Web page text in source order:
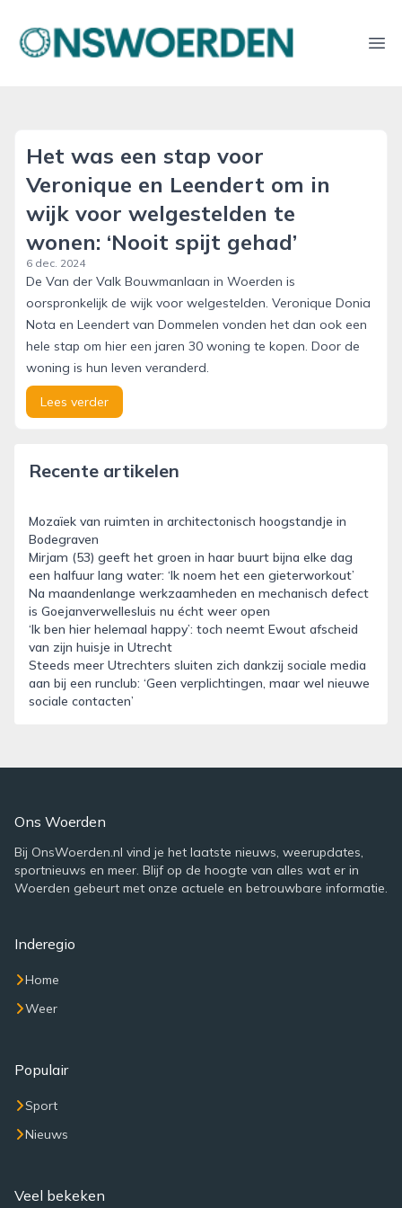
onswoerden.nl
Het was een stap voor
Veronique en Leendert om in
wijk voor welgestelden te
wonen: ‘Nooit spijt gehad’
6 dec. 2024
De Van der Valk Bouwmanlaan in Woerden is
oorspronkelijk de wijk voor welgestelden. Veronique Donia
Nota en Leendert van Dommelen vonden het dan ook een
hele stap om hier een jaren 30 woning te kopen. Door de
woning is hun leven veranderd.
Lees verder
Recente artikelen
Mozaïek van ruimten in architectonisch hoogstandje in
Bodegraven
Mirjam (53) geeft het groen in haar buurt bijna elke dag
een halfuur lang water: ‘Ik noem het een gieterworkout’
Na maandenlange werkzaamheden en mechanisch defect
is Goejanverwellesluis nu écht weer open
‘Ik ben hier helemaal happy’: toch neemt Ewout afscheid
van zijn huisje in Utrecht
Steeds meer Utrechters sluiten zich dankzij sociale media
aan bij een runclub: ‘Geen verplichtingen, maar wel nieuwe
sociale contacten’
Ons Woerden
Bij OnsWoerden.nl vind je het laatste nieuws, weerupdates,
sportnieuws en meer. Blijf op de hoogte van alles wat er in
Woerden gebeurt met onze actuele en betrouwbare informatie.
Inderegio
Home
Weer
Populair
Sport
Nieuws
Veel bekeken